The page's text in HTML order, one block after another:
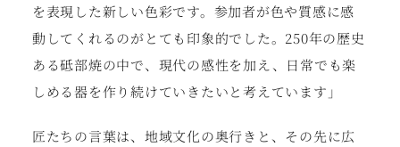
を表現した新しい色彩です。参加者が色や質感に感
動してくれるのがとても印象的でした。250年の歴史
ある砥部焼の中で、現代の感性を加え、日常でも楽
しめる器を作り続けていきたいと考えています」
匠たちの言葉は、地域文化の奥行きと、その先に広